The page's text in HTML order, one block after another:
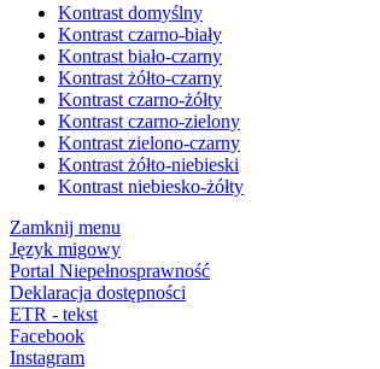
Kontrast domyślny
Kontrast czarno-biały
Kontrast biało-czarny
Kontrast żółto-czarny
Kontrast czarno-żółty
Kontrast czarno-zielony
Kontrast zielono-czarny
Kontrast żółto-niebieski
Kontrast niebiesko-żółty
Zamknij menu
Język migowy
Portal Niepełnosprawność
Deklaracja dostępności
ETR - tekst
Facebook
Instagram